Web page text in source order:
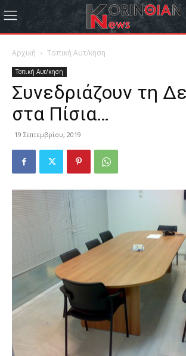
Αρχική Τοπική Αυτ/κηση
Τοπική Αυτ/κηση
Συνεδριάζουν τη
στα Πίσια…
19 Σεπτεμβρίου, 2019